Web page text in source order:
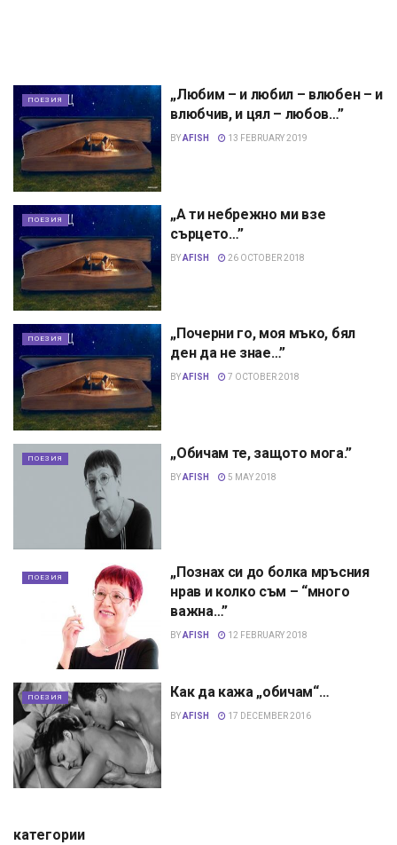
ПОЕЗИЯ
„Любим – и любил – влюбен – и
влюбчив, и цял – любов…”
BYAFISH 13 FEBRUARY 2019
ПОЕЗИЯ
„А ти небрежно ми взе
сърцето…”
BYAFISH 26 OCTOBER 2018
ПОЕЗИЯ
„Почерни го, моя мъко, бял
ден да не знае…”
BYAFISH 7 OCTOBER 2018
ПОЕЗИЯ „Обичам те, защото мога.”
BYAFISH 5 MAY 2018
ПОЕЗИЯ
„Познах си до болка мръсния
нрав и колко съм – “много
важна…”
BYAFISH 12 FEBRUARY 2018
ПОЕЗИЯ Как да кажа „обичам“…
BYAFISH 17 DECEMBER 2016
категории